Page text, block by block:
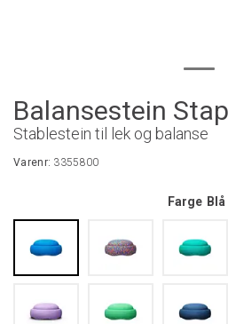
Balansestein
Stablestein til lek og balanse
Varenr: 3355800
Farge Blå